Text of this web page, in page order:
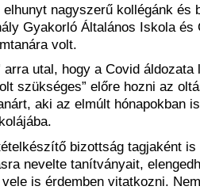
nagyszerű kollégánk és
Gyakorló Általános Iskola és
volt.
arra utal, hogy a Covid áldozata
szükséges” előre hozni az
aki az elmúlt hónapokban
bizottság tagjaként is
nevelte tanítványait,
is érdemben vitatkozni.